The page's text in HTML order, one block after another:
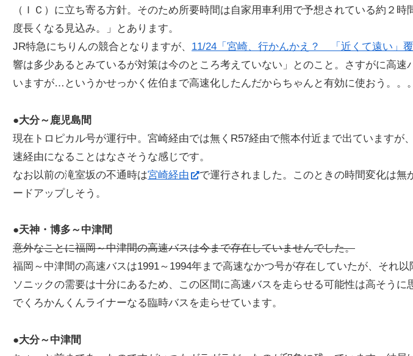
（ＩＣ）に立ち寄る方針。そのため所要時間は自家用車利用で予想されている約２
度長くなる見込み。」とあります。
JR特急にちりんの競合となりますが、 11/24「宮崎、行かんかえ？ 「近くて遠い」覆
響は多少あるとみているが対策は今のところ考えていない」とのこと。さすがに高
いますが…というかせっかく佐伯まで高速化したんだからちゃんと有効に使おう。。。
●大分～鹿児島間
現在トロピカル号が運行中。宮崎経由では無くR57経由で熊本付近まで出ていますが
速経由になることはなさそうな感じです。
なお以前の滝室坂の不通時は宮崎経由
で運行されました。このときの時間変化は
ードアップしそう。
●天神・博多～中津間
意外なことに福岡～中津間の高速バスは今まで存在していませんでした。
福岡～中津間の高速バスは1991～1994年まで高速なかつ号が存在していたが、それ
ソニックの需要は十分にあるため、この区間に高速バスを走らせる可能性は高そう
でくろかんくんライナーなる臨時バスを走らせています。
●大分～中津間